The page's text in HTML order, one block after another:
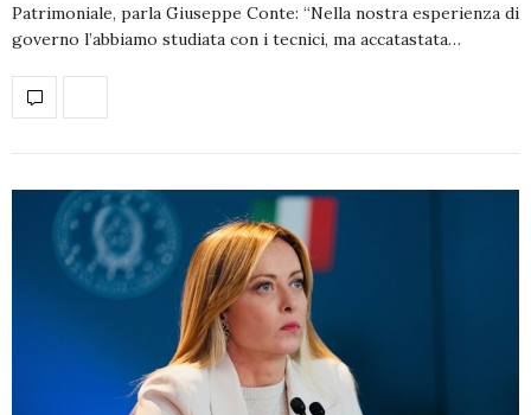
Patrimoniale, parla Giuseppe Conte: “Nella nostra esperienza di
governo l’abbiamo studiata con i tecnici, ma accatastata…